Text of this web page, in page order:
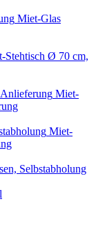
Miet-Glas
Stehtisch Ø 70 cm,
Miet-
Miet-
Selbstabholung